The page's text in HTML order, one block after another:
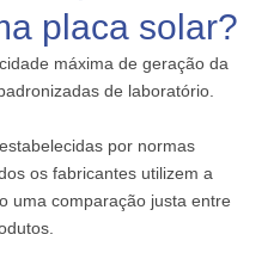
placa solar?
máxima de geração da
de laboratório.
por normas
os fabricantes utilizem a
uma comparação justa entre